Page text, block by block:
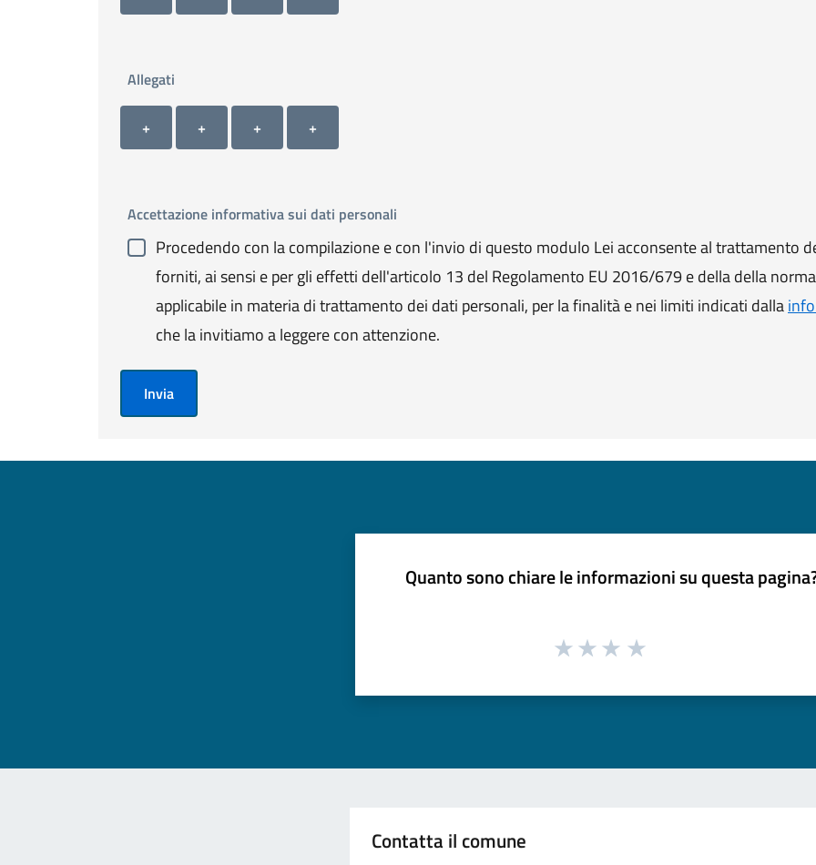
Allegati
Allegato 1
+
Allegato 2
+
Allegato 3
+
Allegato 4
+
Accettazione informativa sui dati personali
Procedendo con la compilazione e con l'invio di questo modulo Lei acconsente al trattamento
forniti, ai sensi e per gli effetti dell'articolo 13 del Regolamento EU 2016/679 e della della
applicabile in materia di trattamento dei dati personali, per la finalità e nei limiti indicati dalla
che la invitiamo a leggere con attenzione.
Invia
Quanto sono chiare le informazioni su questa
Contatta il comune